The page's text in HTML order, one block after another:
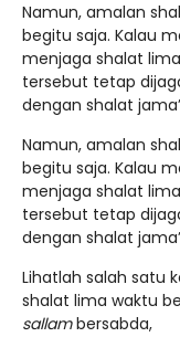
Namun, amalan
begitu saja. Kalau
menjaga shalat
tersebut tetap
dengan shalat
Namun, amalan
begitu saja. Kalau
menjaga shalat
tersebut tetap
dengan shalat
Lihatlah salah satu
shalat lima waktu
sallambersabda,